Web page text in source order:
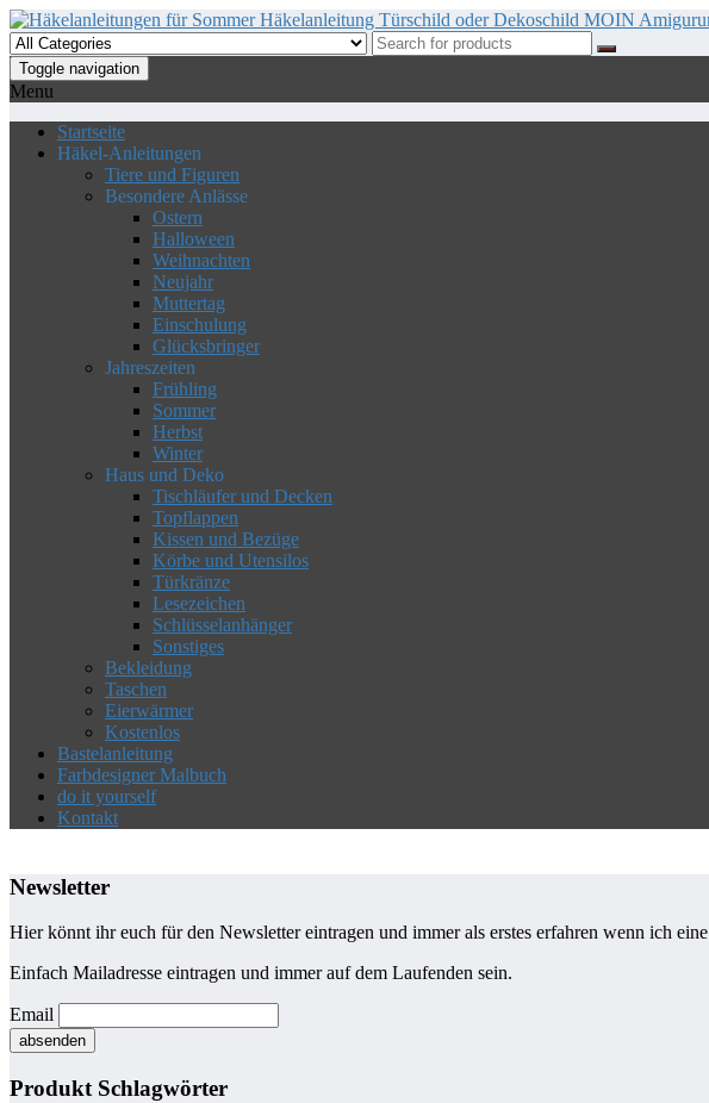
Skip
to
the
content
Toggle navigation
Menu
Startseite
Häkel-Anleitungen
Tiere und Figuren
Besondere Anlässe
Ostern
Halloween
Weihnachten
Neujahr
Muttertag
Einschulung
Glücksbringer
Jahreszeiten
Frühling
Sommer
Herbst
Winter
Haus und Deko
Tischläufer und Decken
Topflappen
Kissen und Bezüge
Körbe und Utensilos
Türkränze
Lesezeichen
Schlüsselanhänger
Sonstiges
Bekleidung
Taschen
Eierwärmer
Kostenlos
Bastelanleitung
Farbdesigner Malbuch
do it yourself
Kontakt
Newsletter
Hier könnt ihr euch für den Newsletter eintragen und immer als erstes erfahren wenn ich eine
Einfach Mailadresse eintragen und immer auf dem Laufenden sein.
Email
Produkt Schlagwörter